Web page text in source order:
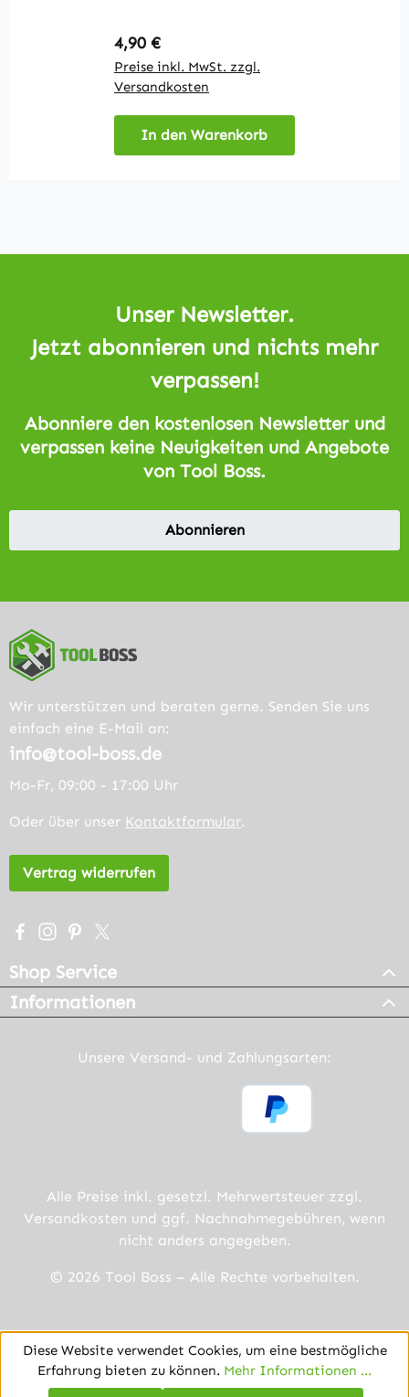
Regulärer Preis:
4,90 €
Preise inkl. MwSt. zzgl.
Versandkosten
In den Warenkorb
Unser Newsletter.
Jetzt abonnieren und nichts mehr
verpassen!
Abonniere den kostenlosen Newsletter und
verpassen keine Neuigkeiten und Angebote
von Tool Boss.
Abonnieren
Wir unterstützen und beraten gerne. Senden Sie uns
einfach eine E-Mail an:
info@tool-boss.de
Mo-Fr, 09:00 - 17:00 Uhr
Oder über unser Kontaktformular.
Vertrag widerrufen
Besuche uns auf Facebook – öffnet in neuem Tab
Schau auf Instagram vorbei – öffnet in neuem Tab
Lass dich auf Pinterest inspirieren – öffnet in
Folge uns auf X – öffnet in neuem Tab
Shop Service
Informationen
Unsere Versand- und Zahlungsarten:
Alle Preise inkl. gesetzl. Mehrwertsteuer zzgl.
Versandkosten und ggf. Nachnahmegebühren, wenn
nicht anders angegeben.
© 2026 Tool Boss – Alle Rechte vorbehalten.
Diese Website verwendet Cookies, um eine bestmögliche
Erfahrung bieten zu können. Mehr Informationen ...